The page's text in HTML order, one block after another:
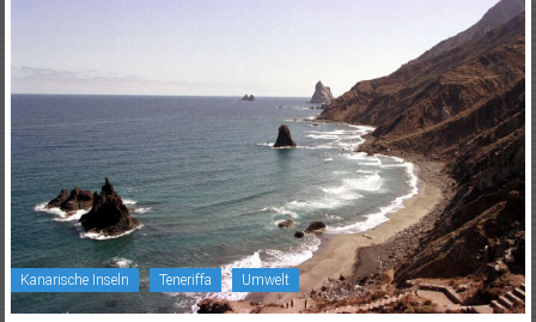
Kanarische Inseln Teneriffa Umwelt